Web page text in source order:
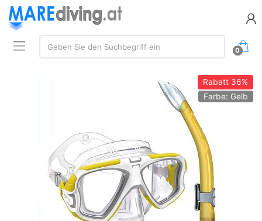
Suchen:
Geben Sie den Suchbegriff ein
0
Rabatt36%
Farbe: Gelb